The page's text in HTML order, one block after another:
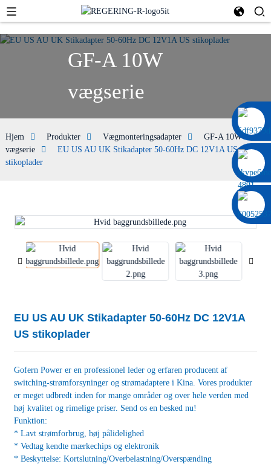
0086 13322920697
GF-A 10W
vægserie
Hjem Produkter Vægmonteringsadapter
GF-A 10W
vægserie
EU US AU UK Stikadapter 50-60Hz DC 12V1A US
stikoplader
EU US AU UK Stikadapter 50-60Hz DC 12V1A
US stikoplader
Gofern Power er en professionel leder og erfaren producent af
switching-strømforsyninger og strømadaptere i Kina. Vores produkter
er meget udbredt inden for mange områder og over hele verden med
høj kvalitet og rimelige priser. Send os en besked nu!
Funktion:
* Lavt strømforbrug, høj pålidelighed
* Vedtag kendte mærkechips og elektronik
* Beskyttelse: Kortslutning/Overbelastning/Overspænding